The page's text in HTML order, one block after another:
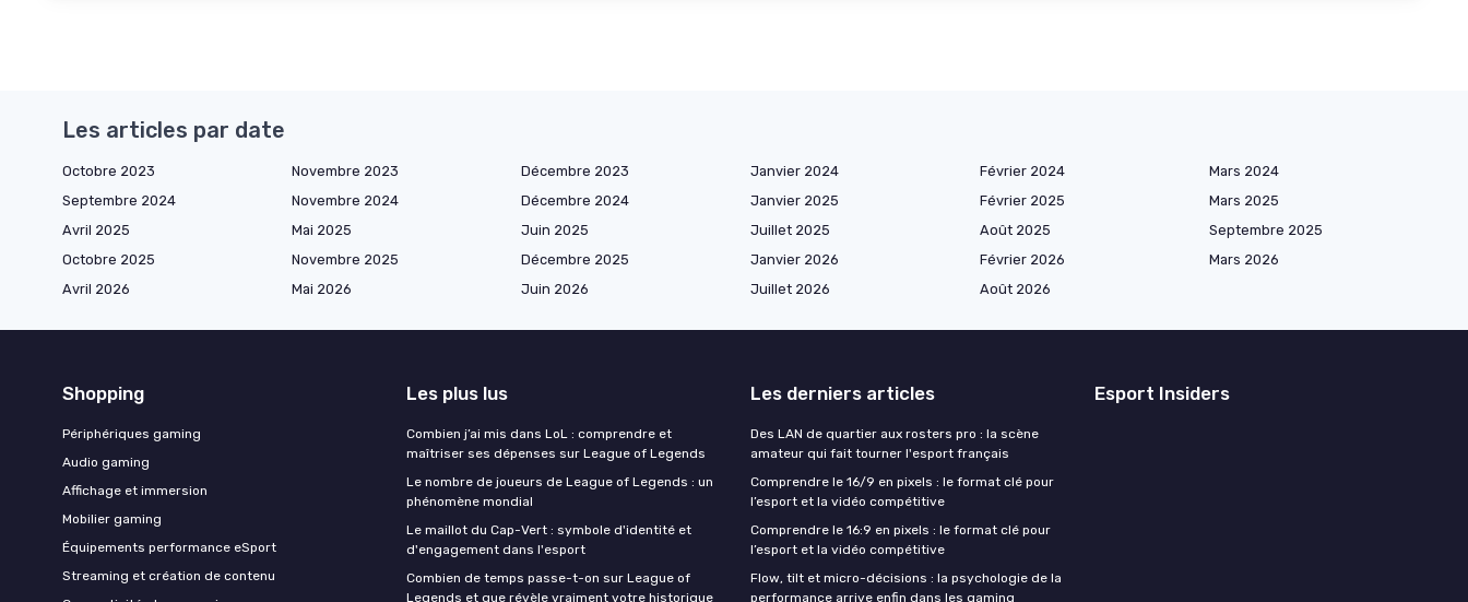
Les articles par date
Octobre 2023 Novembre 2023 Décembre 2023 Janvier 2024 Février 2024
Mars 2024
Septembre 2024
Novembre 2024 Décembre 2024 Janvier 2025 Février 2025
Mars 2025
Avril 2025
Mai 2025 Juin 2025 Juillet 2025 Août 2025
Septembre 2025
Octobre 2025
Novembre 2025 Décembre 2025 Janvier 2026 Février 2026
Mars 2026
Avril 2026
Mai 2026 Juin 2026 Juillet 2026 Août 2026
Shopping
Périphériques gaming
Audio gaming
Affichage et immersion
Mobilier gaming
Équipements performance eSport
Streaming et création de contenu
Les plus lus
Combien j’ai mis dans LoL : comprendre et
maîtriser ses dépenses sur League of Legends
Le nombre de joueurs de League of Legends : un
phénomène mondial
Le maillot du Cap-Vert : symbole d'identité et
d'engagement dans l'esport
Combien de temps passe-t-on sur League of
Legends et que révèle vraiment votre historique
Les derniers articles
Des LAN de quartier aux rosters pro : la scène
amateur qui fait tourner l'esport français
Comprendre le 16/9 en pixels : le format clé pour
l’esport et la vidéo compétitive
Comprendre le 16:9 en pixels : le format clé pour
l’esport et la vidéo compétitive
Flow, tilt et micro-décisions : la psychologie de la
performance arrive enfin dans les gaming
Esport Insiders